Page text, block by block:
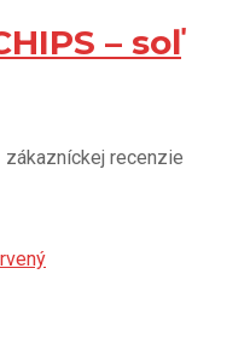
– soľ
zákazníckej recenzie